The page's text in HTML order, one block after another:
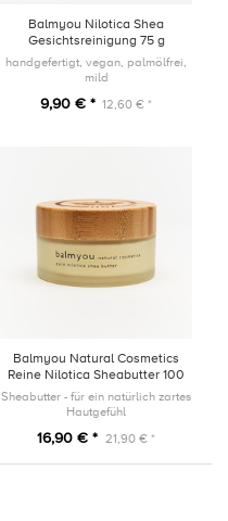
Balmyou Nilotica Shea
Gesichtsreinigung 75 g
handgefertigt, vegan, palmölfrei,
mild
9,90 € * 12,60 € *
Balmyou Natural Cosmetics
Reine Nilotica Sheabutter 100
ml
Sheabutter - für ein natürlich zartes
Hautgefühl
16,90 € * 21,90 € *